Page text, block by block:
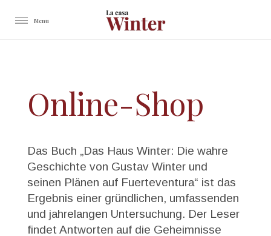
Online-Shop
Das Buch „Das Haus Winter: Die wahre
Geschichte von Gustav Winter und
seinen Plänen auf Fuerteventura“ ist das
Ergebnis einer gründlichen, umfassenden
und jahrelangen Untersuchung. Der Leser
findet Antworten auf die Geheimnisse